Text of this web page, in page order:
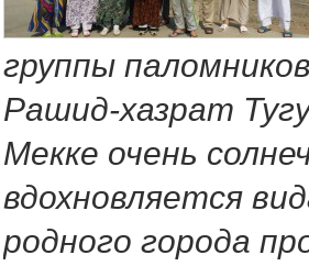
группы
Рашид-хазрат
Мекке очень
вдохновляется
родного города